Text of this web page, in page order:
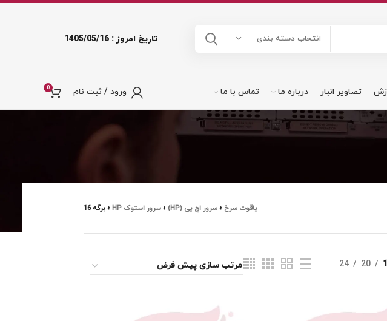
انتخاب دسته بندی تاریخ امروز : 1405/05/16
تصاویر انبار درباره ما تماس با ما ورود / ثبت نام 0
یاقوت سرخ »سرور اچ پی (HP) »سرور استوک HP »برگه 16
20
24